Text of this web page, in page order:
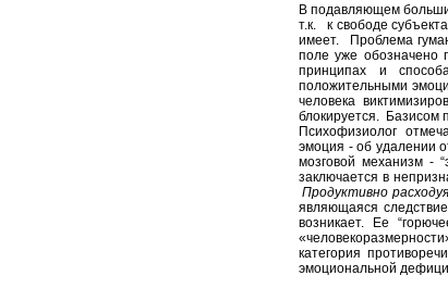
В подавляющем
т.к. к свободе
имеет. Проблема
поле уже обозначено
принципах и
положительными
человека
блокируется. Базисом
Психофизиолог
эмоция - об удалении
мозговой механизм -
заключается в
Продуктивно
являющаяся
возникает. Ее
категория
эмоциональной